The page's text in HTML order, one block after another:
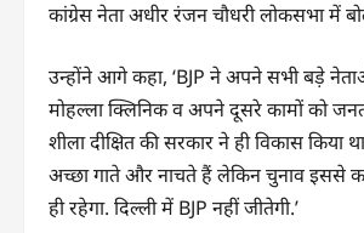
कांग्रेस नेता अधीर रंजन चौधरी लोकसभा में
उन्होंने आगे कहा, ‘BJP ने अपने सभी बड़े
मोहल्ला क्लिनिक व अपने दूसरे कामों को
शीला दीक्षित की सरकार ने ही विकास
अच्छा गाते और नाचते हैं लेकिन चुनाव इससे
ही रहेगा. दिल्ली में BJP नहीं जीतेगी.’